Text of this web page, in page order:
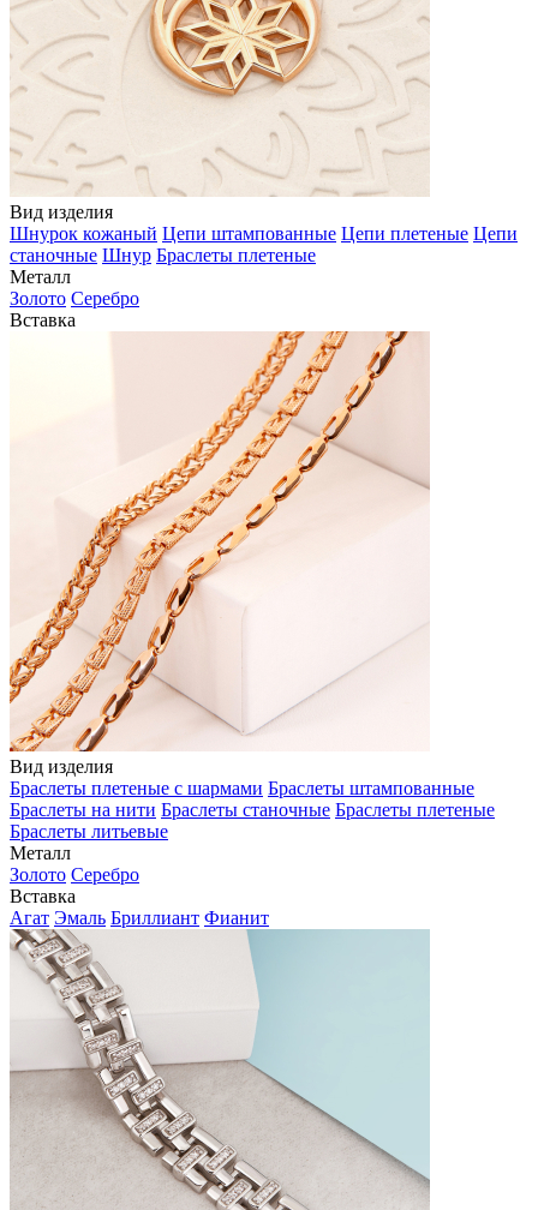
Вид изделия
Шнурок кожаный Цепи штампованные Цепи плетеные Цепи
станочные Шнур Браслеты плетеные
Металл
Золото Серебро
Вставка
Вид изделия
Браслеты плетеные с шармами Браслеты штампованные
Браслеты на нити Браслеты станочные Браслеты плетеные
Браслеты литьевые
Металл
Золото Серебро
Вставка
Агат Эмаль Бриллиант Фианит